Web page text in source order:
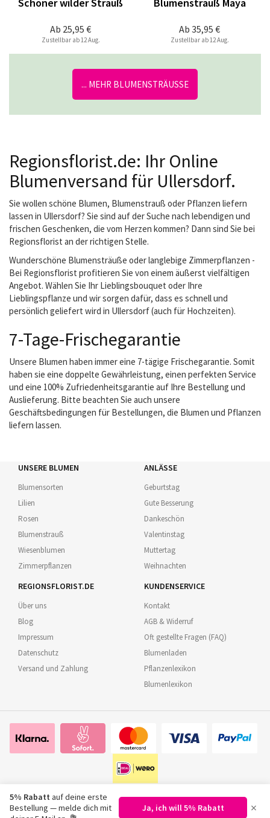
Ab 25,95 €
Zustellbar ab 12 Aug.
Ab 35,95 €
Zustellbar ab 12 Aug.
... MEHR BLUMENSTRÄUSSE
Regionsflorist.de: Ihr Online
Blumenversand für Ullersdorf.
Sie wollen schöne Blumen, Blumenstrauß oder Pflanzen liefern
lassen in Ullersdorf? Sie sind auf der Suche nach lebendigen und
frischen Geschenken, die vom Herzen kommen? Dann sind Sie bei
Regionsflorist an der richtigen Stelle.
Wunderschöne Blumensträuße oder langlebige Zimmerpflanzen -
Bei Regionsflorist profitieren Sie von einem äußerst vielfältigen
Angebot. Wählen Sie Ihr Lieblingsbouquet oder Ihre
Lieblingspflanze und wir sorgen dafür, dass es schnell und
persönlich geliefert wird in Ullersdorf (auch für Hochzeiten).
7-Tage-Frischegarantie
Unsere Blumen haben immer eine 7-tägige Frischegarantie. Somit
haben sie eine doppelte Gewährleistung, einen perfekten Service
und eine 100% Zufriedenheitsgarantie auf Ihre Bestellung und
Auslieferung. Bitte beachten Sie auch unsere
Geschäftsbedingungen für Bestellungen, die Blumen und Pflanzen
liefern lassen.
UNSERE BLUMEN
Blumensorten
Lilien
Rosen
Blumenstrauß
Wiesenblumen
Zimmerpflanzen
ANLÄSSE
Geburtstag
Gute Besserung
Dankeschön
Valentinstag
Muttertag
Weihnachten
REGIONSFLORIST.DE
Über uns
Blog
Impressum
Datenschutz
Versand und Zahlung
KUNDENSERVICE
Kontakt
AGB & Widerruf
Oft gestellte Fragen (FAQ)
Blumenladen
Pflanzenlexikon
Blumenlexikon
©2026Regionsflorist.de
5% Rabatt auf deine erste
Bestellung — melde dich mit
Ja, ich will 5% Rabatt ×